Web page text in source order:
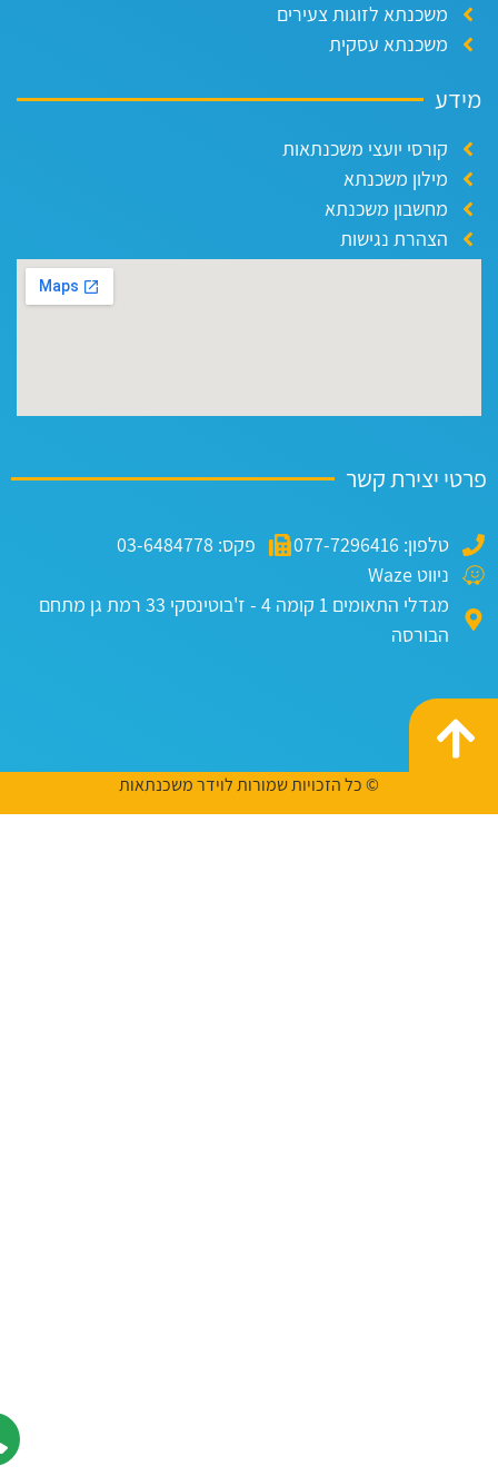
משכנתא לזוגות צעירים
משכנתא עסקית
קורסי יועצי משכנתאות
מילון משכנתא
מחשבון משכנתא
הצהרת נגישות
יצירת קשר
טלפון: 077-7296416
פקס: 03-6484778
ניווט Waze
מגדלי התאומים 1 קומה 4 - ז'בוטינסקי 33 רמת גן מתחם
הבורסה
© כל הזכויות שמורות לוידר משכנתאות